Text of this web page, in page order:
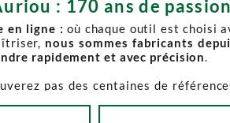
: 170 ans de
en ligne :où chaque outil est choisi
nous sommes fabricants
rapidement et avec précision.
pas des centaines de